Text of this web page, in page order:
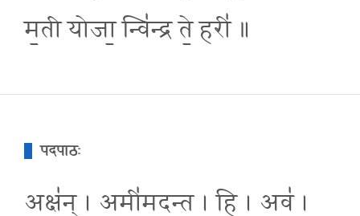
म॒ती योजा॒ न्वि॑न्द्र ते॒ हरी॑ ॥
पदपाठः
अक्ष॑न् । अमी॑मदन्त । हि । अव॑ ।